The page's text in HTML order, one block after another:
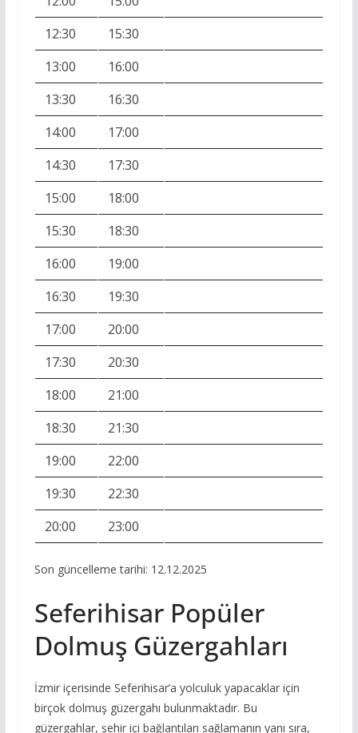
12:30
15:30
13:00
16:00
13:30
16:30
14:00
17:00
14:30
17:30
15:00
18:00
15:30
18:30
16:00
19:00
16:30
19:30
17:00
20:00
17:30
20:30
18:00
21:00
18:30
21:30
19:00
22:00
19:30
22:30
20:00
23:00
Son güncelleme tarihi: 12.12.2025
Seferihisar Popüler
Dolmuş Güzergahları
İzmir içerisinde Seferihisar’a yolculuk yapacaklar için
birçok dolmuş güzergahı bulunmaktadır. Bu
güzergahlar, şehir içi bağlantıları sağlamanın yanı sıra,